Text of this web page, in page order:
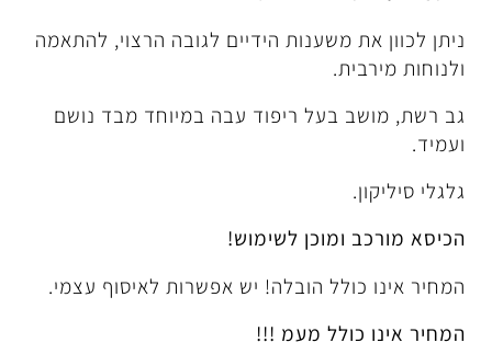
הידיים לגובה הרצוי, להתאמה
ריפוד עבה במיוחד מבד נושם
לשימוש!
הובלה! יש אפשרות לאיסוף עצמי.
מעמ !!!